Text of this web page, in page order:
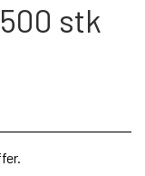
stk